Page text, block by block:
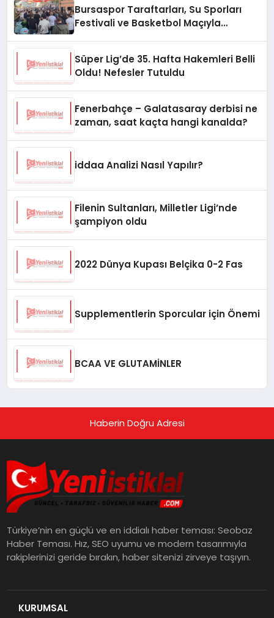
Bursaspor Taraftarları, Su Sporları
Festivali ve Basketbol Maçıyla
Süper Lig’de 35. Hafta Hakemleri Belli
Oldu! Nefesler Tutuldu
Fenerbahçe – Galatasaray derbisi ne
zaman, saat kaçta hangi kanalda?
iddaa Analizi Nasıl Yapılır?
Filenin Sultanları, Milletler Ligi’nde
şampiyon oldu
2022 Dünya Kupası Belçika 0-2 Fas
Supplementlerin Sporcular için Önemi
BCAA VE GLUTAMİNLER
Haberin Doğru Adresi
Türkiye’nin en güçlü ve en iddialı haber teması: Seobaz
Haber Teması. Hız, SEO uyumu ve modern tasarımıyla
rakiplerinizi geride bırakın, haber sitenizi zirveye taşıyın.
KURUMSAL